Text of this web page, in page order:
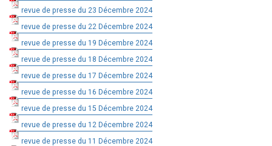
revue de presse du 23 Décembre 2024
revue de presse du 22 Décembre 2024
revue de presse du 19 Décembre 2024
revue de presse du 18 Décembre 2024
revue de presse du 17 Décembre 2024
revue de presse du 16 Décembre 2024
revue de presse du 15 Décembre 2024
revue de presse du 12 Décembre 2024
revue de presse du 11 Décembre 2024